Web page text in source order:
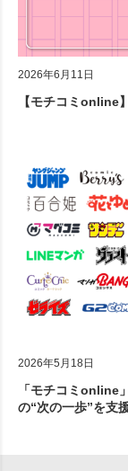
2026年6月11日
【モチコミonline
2026年5月18日
「モチコミonline
の“次の一歩”を支